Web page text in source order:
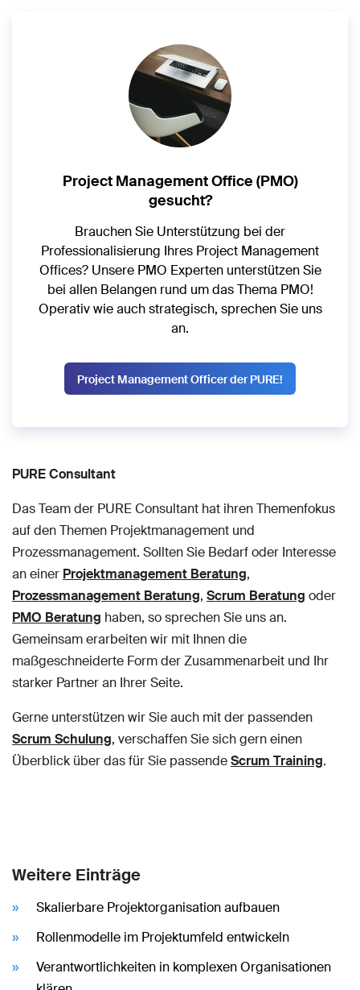
Project Management Office (PMO)
gesucht?
Brauchen Sie Unterstützung bei der
Professionalisierung Ihres Project Management
Offices? Unsere PMO Experten unterstützen Sie
bei allen Belangen rund um das Thema PMO!
Operativ wie auch strategisch, sprechen Sie uns
an.
Project Management Officer der PURE!
PURE Consultant
Das Team der PURE Consultant hat ihren Themenfokus
auf den Themen Projektmanagement und
Prozessmanagement. Sollten Sie Bedarf oder Interesse
an einer Projektmanagement Beratung,
Prozessmanagement Beratung, Scrum Beratung oder
PMO Beratung haben, so sprechen Sie uns an.
Gemeinsam erarbeiten wir mit Ihnen die
maßgeschneiderte Form der Zusammenarbeit und Ihr
starker Partner an Ihrer Seite.
Gerne unterstützen wir Sie auch mit der passenden
Scrum Schulung, verschaffen Sie sich gern einen
Überblick über das für Sie passendeScrum Training.
Weitere Einträge
Skalierbare Projektorganisation aufbauen
Rollenmodelle im Projektumfeld entwickeln
Verantwortlichkeiten in komplexen Organisationen